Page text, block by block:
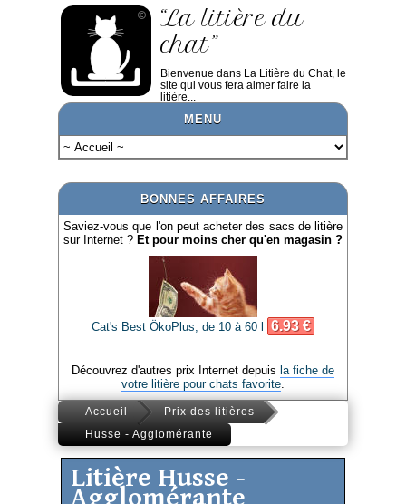
“La litière du
chat”
Bienvenue dans La Litière du Chat, le
site qui vous fera aimer faire la
litière...
MENU
BONNES AFFAIRES
Saviez-vous que l'on peut acheter des sacs de litière
sur Internet ? Et pour moins cher qu'en magasin ?
Cat's Best ÖkoPlus, de 10 à 60 l 6.93 €
Découvrez d'autres prix Internet depuis la fiche de
votre litière pour chats favorite.
Accueil
Prix des litières
Husse - Agglomérante
Litière Husse -
Agglomérante